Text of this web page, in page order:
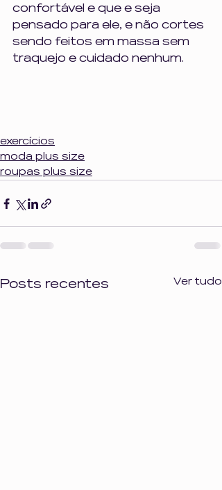
confortável e que e seja
pensado para ele, e não cortes
sendo feitos em massa sem
traquejo e cuidado nenhum.
exercícios
moda plus size
roupas plus size
Posts recentes Ver tudo